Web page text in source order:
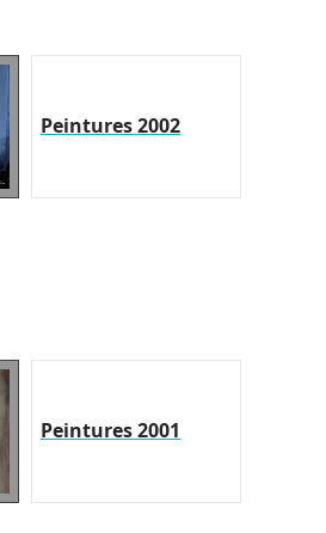
Peintures 2002
Peintures 2001